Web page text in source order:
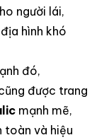
người lái,
hình khó
đó,
được trang
mạnh mẽ,
toàn và hiệu